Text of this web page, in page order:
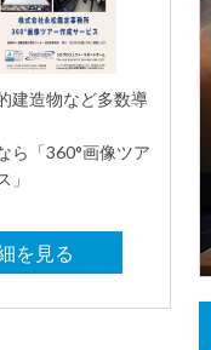
建造物など多数導
ら「360°画像ツア
」
を見る